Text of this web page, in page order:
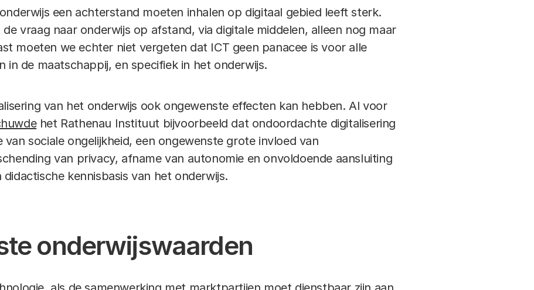
een achterstand moeten inhalen op digitaal gebied leeft sterk.
vraag naar onderwijs op afstand, via digitale middelen, alleen nog maar
moeten we echter niet vergeten dat ICT geen panacee is voor alle
in de maatschappij, en specifiek in het onderwijs.
van het onderwijs ook ongewenste effecten kan hebben. Al voor
het Rathenau Instituut bijvoorbeeld dat ondoordachte digitalisering
sociale ongelijkheid, een ongewenste grote invloed van
van privacy, afname van autonomie en onvoldoende aansluiting
didactische kennisbasis van het onderwijs.
onderwijswaarden